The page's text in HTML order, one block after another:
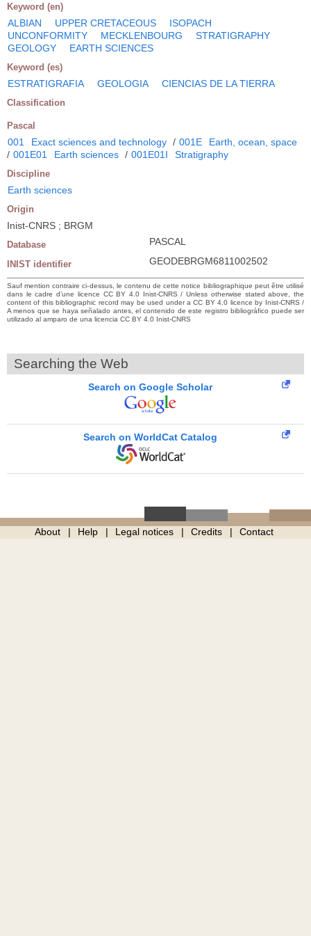
Keyword (en)
ALBIAN UPPER CRETACEOUS
ISOPACH
UNCONFORMITY
MECKLENBOURG
STRATIGRAPHY
GEOLOGY
EARTH SCIENCES
Keyword (es)
ESTRATIGRAFIA GEOLOGIA CIENCIAS DE LA TIERRA
Classification
Pascal
001 Exact sciences and technology / 001E
Earth, ocean, space
/ 001E01 Earth sciences / 001E01I Stratigraphy
Discipline
Earth sciences
Origin
Inist-CNRS ; BRGM
Database PASCAL
INIST identifier GEODEBRGM6811002502
Sauf mention contraire ci-dessus, le contenu de cette notice bibliographique peut être utilisé
dans le cadre d’une licence CC BY 4.0 Inist-CNRS / Unless otherwise stated above, the
content of this bibliographic record may be used under a CC BY 4.0 licence by Inist-CNRS /
A menos que se haya señalado antes, el contenido de este registro bibliográfico puede ser
utilizado al amparo de una licencia CC BY 4.0 Inist-CNRS
Searching the Web
Search on Google Scholar
Search on WorldCat Catalog
About Help Legal notices Credits Contact